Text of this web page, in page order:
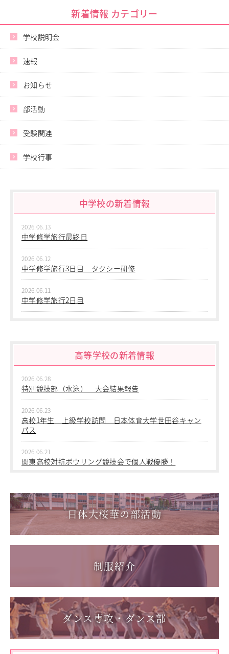
Others
在校生の方
新型コロナウイルス感染症罹患証明書
インフルエンザ罹患証明書
登校許可証明書
卒業生の方
日体大桜華U-15
Youtube公式チャンネル
寄付金のお願い
在校生の方
卒業生の方
教職員募集
新着情報 カテゴリー
学校説明会
速報
お知らせ
部活動
受験関連
学校行事
中学校の新着情報
2026.06.13
中学修学旅行最終日
2026.06.12
中学修学旅行3日目 タクシー研修
2026.06.11
中学修学旅行2日目
中学２年生 校外学習
2026.06.09
中学１年生 校外学習
2026.06.09
中学１年 校外学習
2026.03.05
第三回桜華中学校あいさつ＋ひと言運動
2025.08.22
第55回全国中学校バスケットボール大会 サンアリーナせ
んだいin鹿児島
高等学校の新着情報
2026.06.28
特別競技部（水泳） 大会結果報告
2026.06.23
高校1年生 上級学校訪問 日本体育大学世田谷キャン
パス
2026.06.21
関東高校対抗ボウリング競技会で個人戦優勝！
1学年総合スポーツコース キャンプ実習を実施しまし
た
2026.06.05
「日本選手権水泳競技大会」に出場しました。
「59th Japan Rookies Cup 2026」に出場しました。
2026.05.17
「第62回東日本選手権大会」に出場しました。
2026.05.10
「国民スポーツ大会東京都予選」に出場しました。
2026.05.03
日体大桜華の部活動
制服紹介
ダンス専攻・ダンス部